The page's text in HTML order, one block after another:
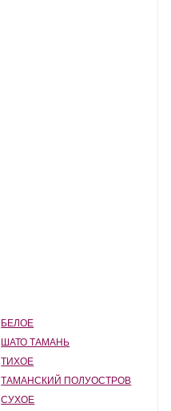
БЕЛОЕ
ШАТО ТАМАНЬ
ТИХОЕ
ТАМАНСКИЙ ПОЛУОСТРОВ
СУХОЕ